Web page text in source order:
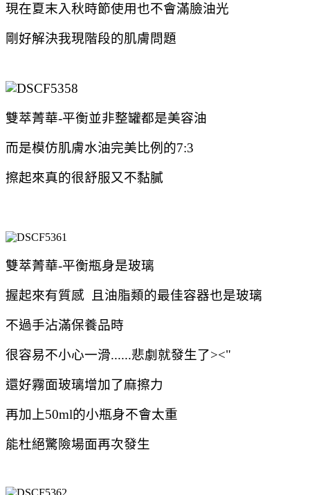
現在夏末入秋時節使用也不會滿臉油光
剛好解決我現階段的肌膚問題
雙萃菁華-平衡並非整罐都是美容油
而是模仿肌膚水油完美比例的7:3
擦起來真的很舒服又不黏膩
雙萃菁華-平衡瓶身是玻璃
握起來有質感 且油脂類的最佳容器也是玻璃
不過手沾滿保養品時
很容易不小心一滑......悲劇就發生了><"
還好霧面玻璃增加了麻擦力
再加上50ml的小瓶身不會太重
能杜絕驚險場面再次發生